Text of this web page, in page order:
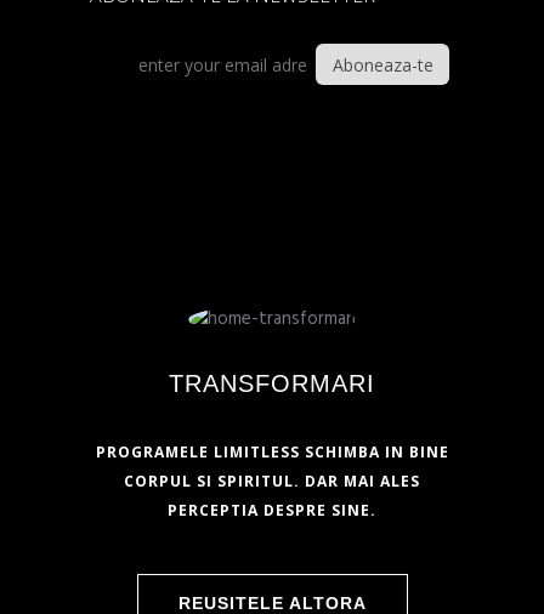
TRANSFORMARI
PROGRAMELE LIMITLESS SCHIMBA IN BINE
CORPUL SI SPIRITUL. DAR MAI ALES
PERCEPTIA DESPRE SINE.
REUSITELE ALTORA